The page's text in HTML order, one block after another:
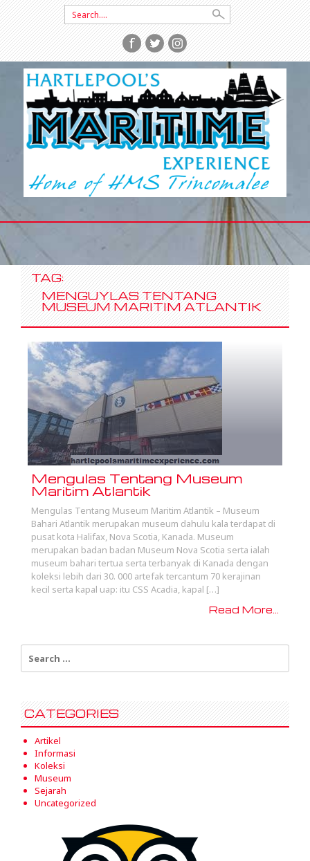
Search
for:
SKIP
CONTENT
TAG:
MENGUYLAS TENTANG
MUSEUM MARITIM ATLANTIK
Mengulas Tentang Museum
Maritim Atlantik
Mengulas Tentang Museum Maritim Atlantik – Museum
Bahari Atlantik merupakan museum dahulu kala terdapat di
pusat kota Halifax, Nova Scotia, Kanada. Museum
merupakan badan badan Museum Nova Scotia serta ialah
museum bahari tertua serta terbanyak di Kanada dengan
koleksi lebih dari 30. 000 artefak tercantum 70 kerajinan
kecil serta kapal uap: itu CSS Acadia, kapal […]
Read More...
Search
for:
CATEGORIES
Artikel
Informasi
Koleksi
Museum
Sejarah
Uncategorized